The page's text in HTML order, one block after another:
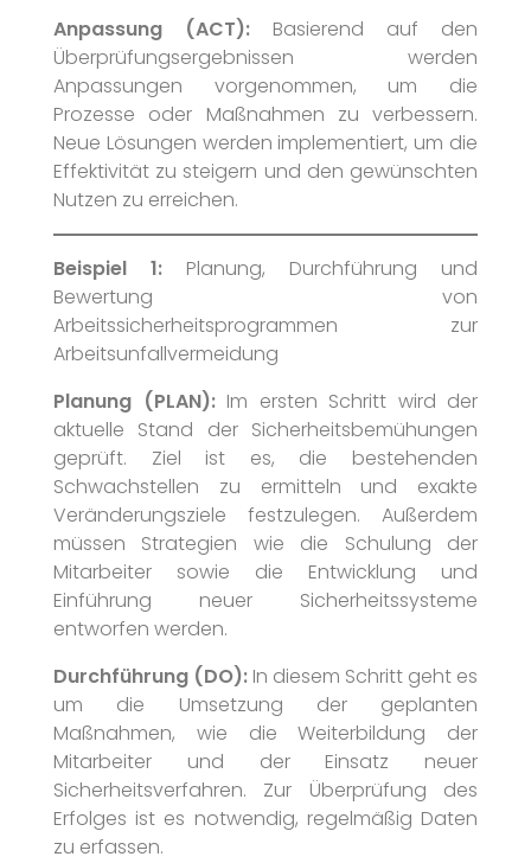
Anpassung (ACT): Basierend auf den
Überprüfungsergebnissen werden
Anpassungen vorgenommen, um die
Prozesse oder Maßnahmen zu verbessern.
Neue Lösungen werden implementiert, um die
Effektivität zu steigern und den gewünschten
Nutzen zu erreichen.
Beispiel 1: Planung, Durchführung und
Bewertung von
Arbeitssicherheitsprogrammen zur
Arbeitsunfallvermeidung
Planung (PLAN): Im ersten Schritt wird der
aktuelle Stand der Sicherheitsbemühungen
geprüft. Ziel ist es, die bestehenden
Schwachstellen zu ermitteln und exakte
Veränderungsziele festzulegen. Außerdem
müssen Strategien wie die Schulung der
Mitarbeiter sowie die Entwicklung und
Einführung neuer Sicherheitssysteme
entworfen werden.
Durchführung (DO): In diesem Schritt geht es
um die Umsetzung der geplanten
Maßnahmen, wie die Weiterbildung der
Mitarbeiter und der Einsatz neuer
Sicherheitsverfahren. Zur Überprüfung des
Erfolges ist es notwendig, regelmäßig Daten
zu erfassen.